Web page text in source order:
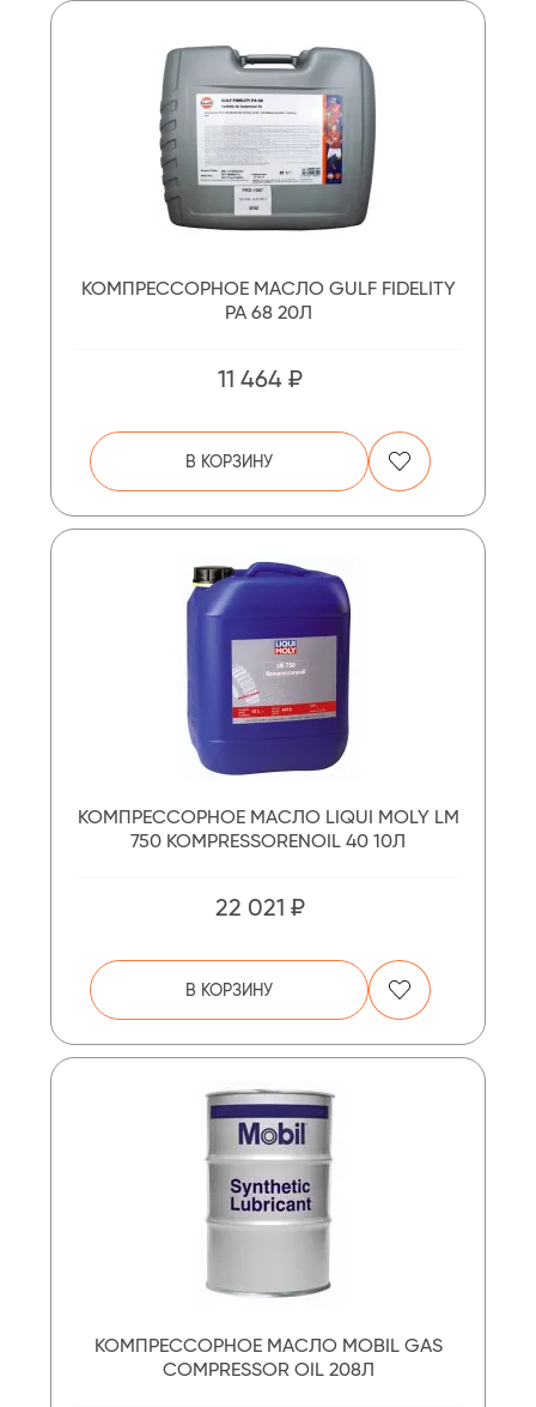
КОМПРЕССОРНОЕ МАСЛО GULF FIDELITY
PA 68 20Л
11 464 ₽
В КОРЗИНУ
КОМПРЕССОРНОЕ МАСЛО LIQUI MOLY LM
750 KOMPRESSORENOIL 40 10Л
22 021 ₽
В КОРЗИНУ
КОМПРЕССОРНОЕ МАСЛО MOBIL GAS
COMPRESSOR OIL 208Л